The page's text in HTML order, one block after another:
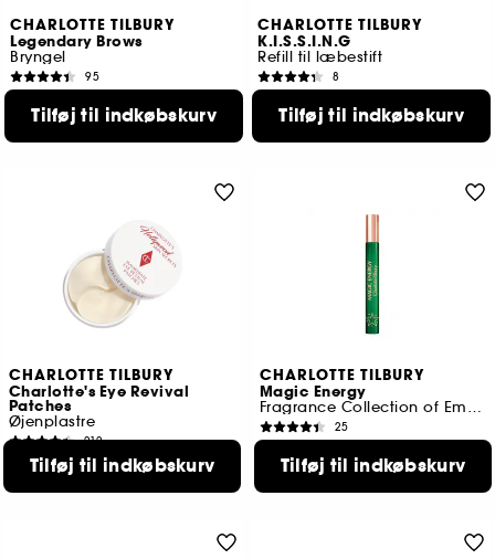
CHARLOTTE TILBURY
Legendary Brows
Bryngel
95
4 tilgængelige farver
Tilføj til indkøbskurv
CHARLOTTE TILBURY
K.I.S.S.I.N.G
Refill til læbestift
8
Tilføj til indkøbskurv
CHARLOTTE TILBURY
Charlotte's Eye Revival
Patches
Øjenplastre
212
485,00 KR
Tilføj til indkøbskurv
CHARLOTTE TILBURY
Magic Energy
Fragrance Collection of Emotions
25
2 størrelser tilgængelige
Tilføj til indkøbskurv